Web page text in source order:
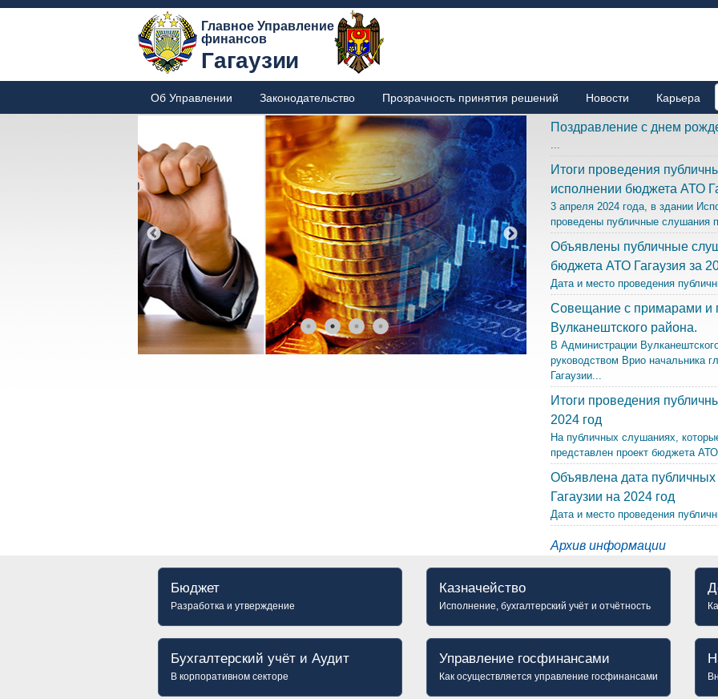
Главное Управление
финансов
Гагаузии
Об Управлении Законодательство Прозрачность принятия решений Новости Карьера
Поздравление с днем
...
Итоги проведения
исполнении бюджета АТО
3 апреля 2024 года, в здании
проведены публичные слушания
Объявлены публичные
бюджета АТО Гагаузия за
Дата и место проведения
Совещание с примарами и
Вулканештского района.
В Администрации
руководством Врио начальника
Гагаузии...
Итоги проведения
2024 год
На публичных слушаниях,
представлен проект бюджета
Объявлена дата
Гагаузии на 2024 год
Дата и место проведения
Архив информации
Бюджет
Разработка и утверждение
Казначейство
Исполнение, бухгалтерский учёт и отчётность
Бухгалтерский учёт и Аудит
В корпоративном секторе
Управление госфинансами
Как осуществляется управление госфинансами